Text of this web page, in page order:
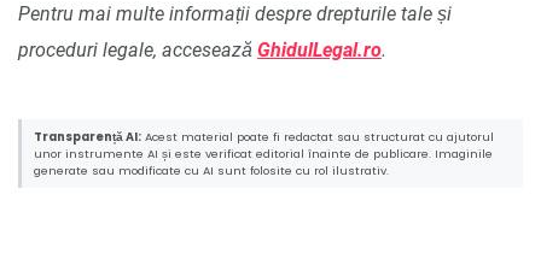
Pentru mai multe informații despre drepturile tale și
proceduri legale, accesează GhidulLegal.ro.
Transparență AI: Acest material poate fi redactat sau structurat cu ajutorul
unor instrumente AI și este verificat editorial înainte de publicare. Imaginile
generate sau modificate cu AI sunt folosite cu rol ilustrativ.